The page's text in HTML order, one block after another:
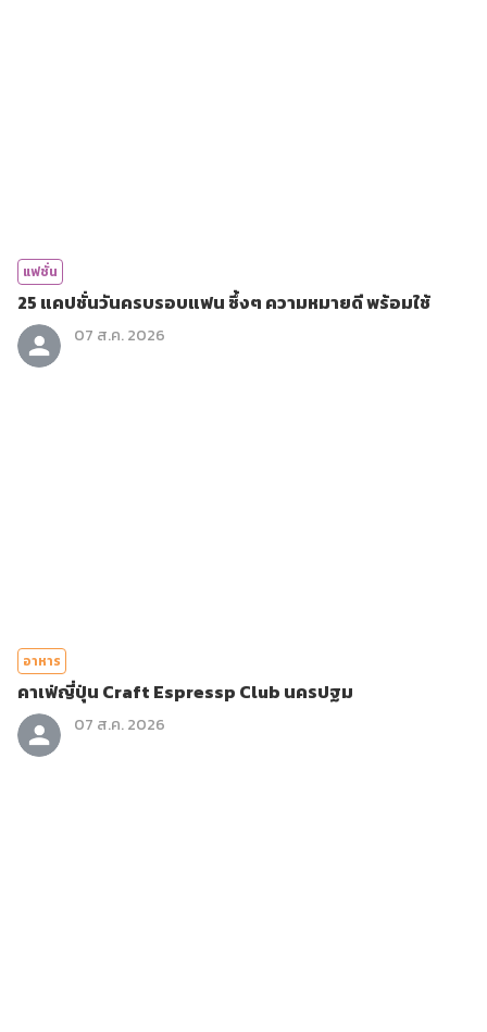
แฟชั่น
25 แคปชั่นวันครบรอบแฟน ซึ้งๆ ความหมายดี พร้อมใช้
07 ส.ค. 2026
อาหาร
คาเฟ่ญี่ปุ่น Craft Espressp Club นครปฐม
07 ส.ค. 2026